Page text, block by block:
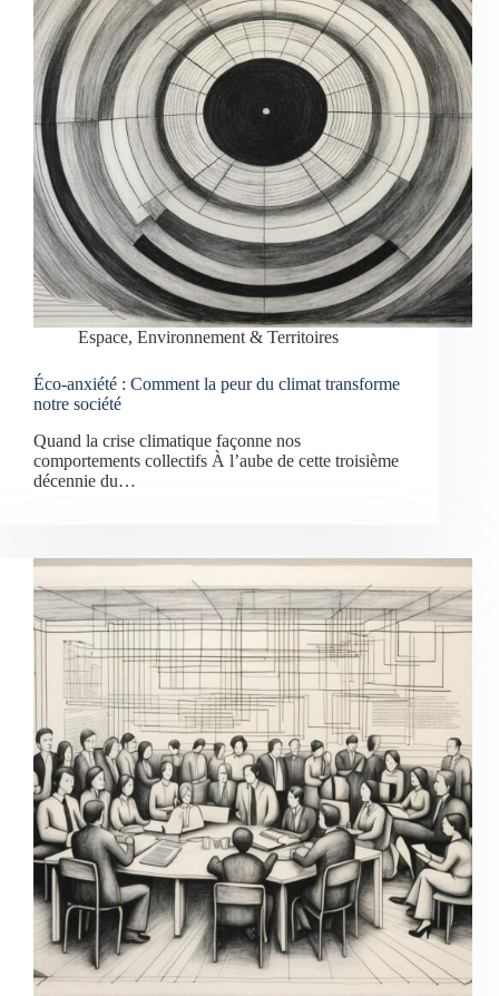
Espace, Environnement & Territoires
Éco-anxiété : Comment la peur du climat transforme
notre société
Quand la crise climatique façonne nos
comportements collectifs À l’aube de cette troisième
décennie du…